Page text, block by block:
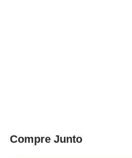
Compre Junto